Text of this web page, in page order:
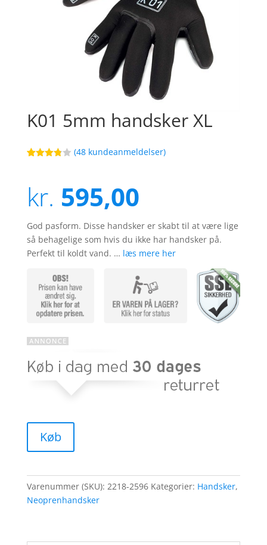
K01 5mm handsker XL
5
baseret
på
ømmels
er
(48 kundeanmeldelser)
kr. 595,00
God pasform. Disse handsker er skabt til at være lige
så behagelige som hvis du ikke har handsker på.
Perfekt til koldt vand. … læs mere her
Køb
Varenummer (SKU): 2218-2596 Kategorier: Handsker,
Neoprenhandsker